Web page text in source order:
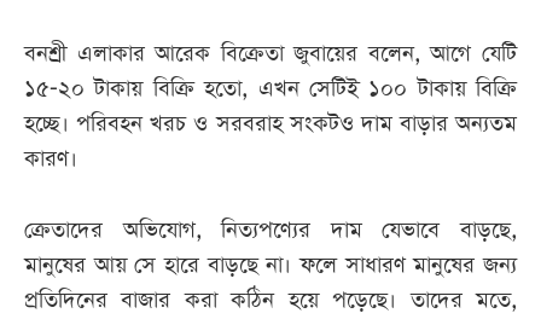
বনশ্রী এলাকার আরেক বিক্রেতা জুবায়ের বলেন, আগে যেটি
১৫-২০ টাকায় বিক্রি হতো, এখন সেটিই ১০০ টাকায় বিক্রি
হচ্ছে। পরিবহন খরচ ও সরবরাহ সংকটও দাম বাড়ার অন্যতম
কারণ।
ক্রেতাদের অভিযোগ, নিত্যপণ্যের দাম যেভাবে বাড়ছে,
মানুষের আয় সে হারে বাড়ছে না। ফলে সাধারণ মানুষের জন্য
প্রতিদিনের বাজার করা কঠিন হয়ে পড়েছে। তাদের মতে,